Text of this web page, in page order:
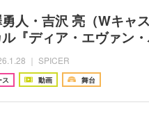
人・吉沢 亮（Wキャ
ル『ディア・エヴァ
｜ SPICER
ス 動画 舞台